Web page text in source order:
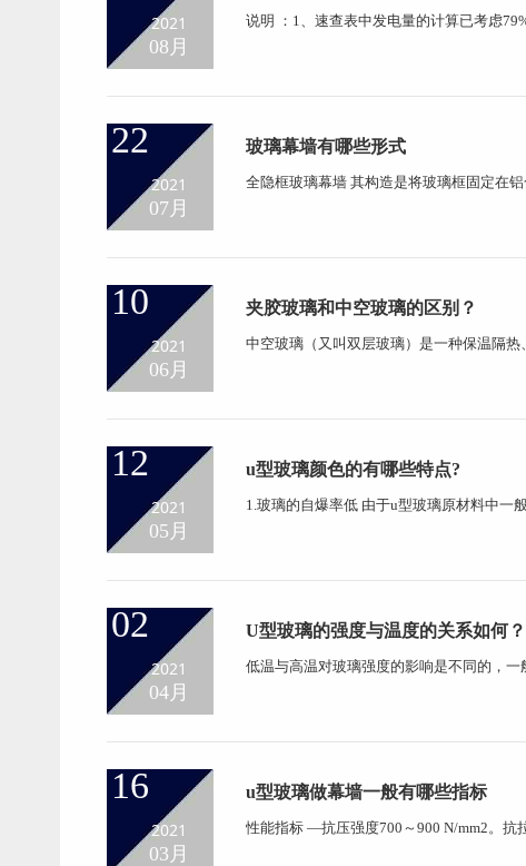
2021
08月
说明 ：1、速查表中发电量的计算已考虑
22
2021
07月
玻璃幕墙有哪些形式
全隐框玻璃幕墙 其构造是将玻璃框固定在
10
2021
06月
夹胶玻璃和中空玻璃的区别？
中空玻璃（又叫双层玻璃）是一种保温隔
12
2021
05月
u型玻璃颜色的有哪些特点?
1.玻璃的自爆率低 由于u型玻璃原材料中一
02
2021
04月
U型玻璃的强度与温度的关系如何？
低温与高温对玻璃强度的影响是不同的，
16
2021
03月
u型玻璃做幕墙一般有哪些指标
性能指标 —抗压强度700～900 N/mm2。